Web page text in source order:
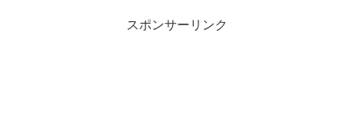
スポンサーリンク